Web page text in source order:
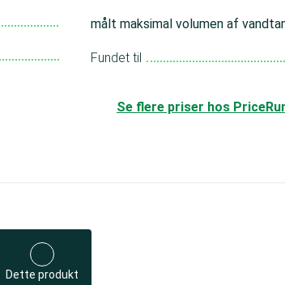
målt maksimal volumen af
Fundet til
Se flere priser hos
Dette produkt